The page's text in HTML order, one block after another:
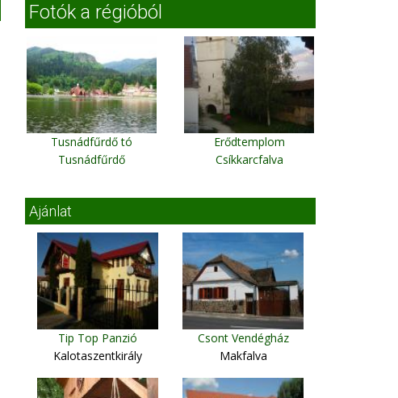
Fotók a régióból
Tusnádfűrdő tó
Tusnádfűrdő
Erődtemplom
Csíkkarcfalva
Ajánlat
Tip Top Panzió
Kalotaszentkirály
Csont Vendégház
Makfalva